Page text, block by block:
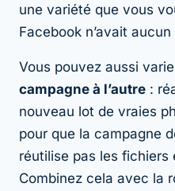
une variété que vous
Facebook n’avait
Vous pouvez aussi
campagne à l’autre :
nouveau lot de vraies
pour que la campagne
réutilise pas les
Combinez cela avec la